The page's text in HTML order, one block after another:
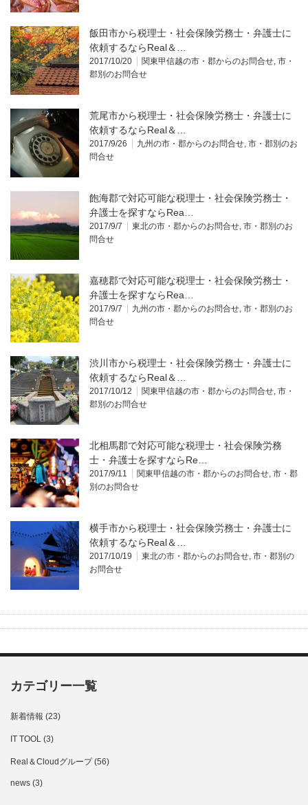
飯田市から税理士・社会保険労務士・弁護士に
依頼するならReal＆…
2017/10/20 関東甲信越の市・郡からのお問合せ, 市・
郡別のお問合せ
荒尾市から税理士・社会保険労務士・弁護士に
依頼するならReal＆…
2017/9/26 九州の市・郡からのお問合せ, 市・郡別のお
問合せ
飽海郡で対応可能な税理士・社会保険労務士・
弁護士を探すならRea…
2017/9/7 東北の市・郡からのお問合せ, 市・郡別のお
問合せ
嘉穂郡で対応可能な税理士・社会保険労務士・
弁護士を探すならRea…
2017/9/7 九州の市・郡からのお問合せ, 市・郡別のお
問合せ
渋川市から税理士・社会保険労務士・弁護士に
依頼するならReal＆…
2017/10/12 関東甲信越の市・郡からのお問合せ, 市・
郡別のお問合せ
北相馬郡で対応可能な税理士・社会保険労務
士・弁護士を探すならRe…
2017/9/11 関東甲信越の市・郡からのお問合せ, 市・郡
別のお問合せ
横手市から税理士・社会保険労務士・弁護士に
依頼するならReal＆…
2017/10/19 東北の市・郡からのお問合せ, 市・郡別の
お問合せ
カテゴリー一覧
新着情報 (23)
IT TOOL (3)
Real＆Cloudグループ(56)
news (3)